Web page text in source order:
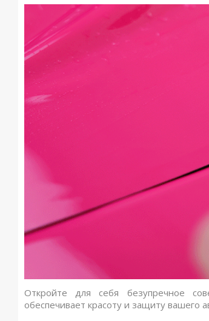
Откройте для себя безупречное
обеспечивает красоту и защиту вашего